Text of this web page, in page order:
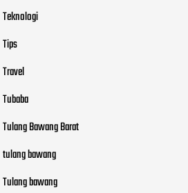
Teknologi
Tips
Travel
Tubaba
Tulang Bawang Barat
tulang bawang
Tulang bawang